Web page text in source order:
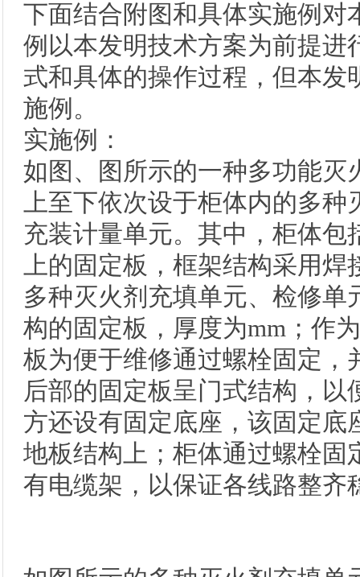
下面结合附图和具体实施例对
例以本发明技术方案为前提进
式和具体的操作过程，但本发
施例。
实施例：
如图、图所示的一种多功能灭
上至下依次设于柜体内的多种
充装计量单元。其中，柜体
上的固定板，框架结构采用焊
多种灭火剂充填单元、检修
构的固定板，厚度为mm；作
板为便于维修通过螺栓固定，
后部的固定板呈门式结构，
方还设有固定底座，该固定
地板结构上；柜体通过螺栓固
有电缆架，以保证各线路整齐